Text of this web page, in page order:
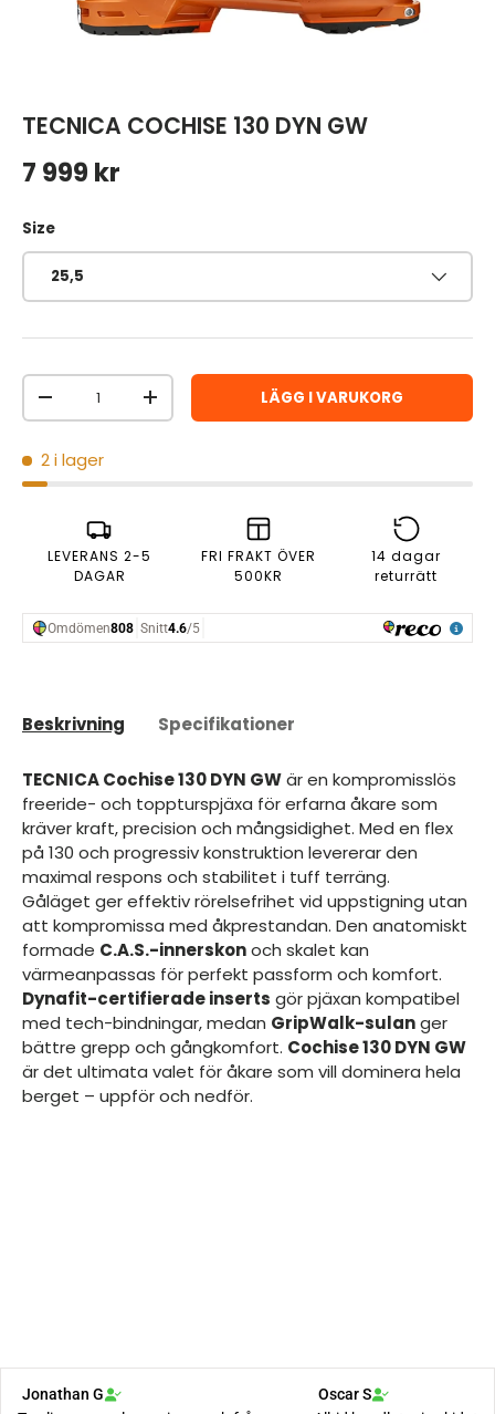
TECNICA COCHISE 130 DYN GW
Ordinarie pris
7 999 kr
Size
25,5
Antal
MINSKA ANTALÖKA ANTAL LÄGG I VARUKORG
2 i lager
LEVERANS 2-5
DAGAR
FRI FRAKT ÖVER
500KR
14 dagar
returrätt
Beskrivning Specifikationer
TECNICA Cochise 130 DYN GWär en kompromisslös
freeride- och toppturspjäxa för erfarna åkare som
kräver kraft, precision och mångsidighet. Med en flex
på 130 och progressiv konstruktion levererar den
maximal respons och stabilitet i tuff terräng.
Gåläget ger effektiv rörelsefrihet vid uppstigning utan
att kompromissa med åkprestandan. Den anatomiskt
formade C.A.S.-innerskonoch skalet kan
värmeanpassas för perfekt passform och komfort.
Dynafit-certifierade inserts gör pjäxan kompatibel
med tech-bindningar, medan GripWalk-sulanger
bättre grepp och gångkomfort. Cochise 130 DYN GW
är det ultimata valet för åkare som vill dominera hela
berget – uppför och nedför.